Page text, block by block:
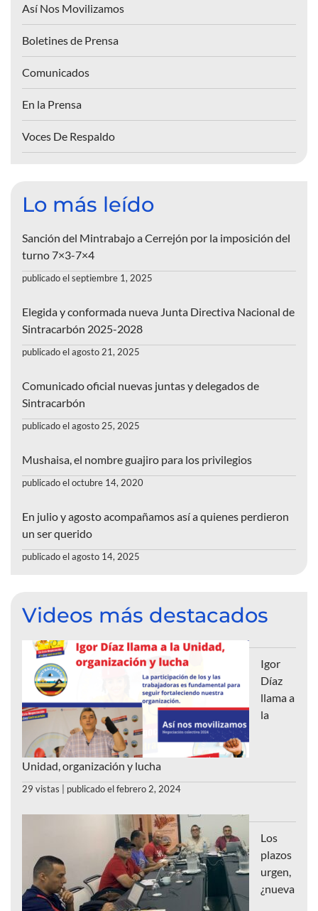
Así Nos Movilizamos
Boletines de Prensa
Comunicados
En la Prensa
Voces De Respaldo
Lo más leído
Sanción del Mintrabajo a Cerrejón por la imposición del
turno 7×3-7×4
publicado el septiembre 1, 2025
Elegida y conformada nueva Junta Directiva Nacional de
Sintracarbón 2025-2028
publicado el agosto 21, 2025
Comunicado oficial nuevas juntas y delegados de
Sintracarbón
publicado el agosto 25, 2025
Mushaisa, el nombre guajiro para los privilegios
publicado el octubre 14, 2020
En julio y agosto acompañamos así a quienes perdieron
un ser querido
publicado el agosto 14, 2025
Videos más destacados
Igor
Díaz
llama a
la
Unidad, organización y lucha
29 vistas publicado el febrero 2, 2024
Los
plazos
urgen,
¿nueva